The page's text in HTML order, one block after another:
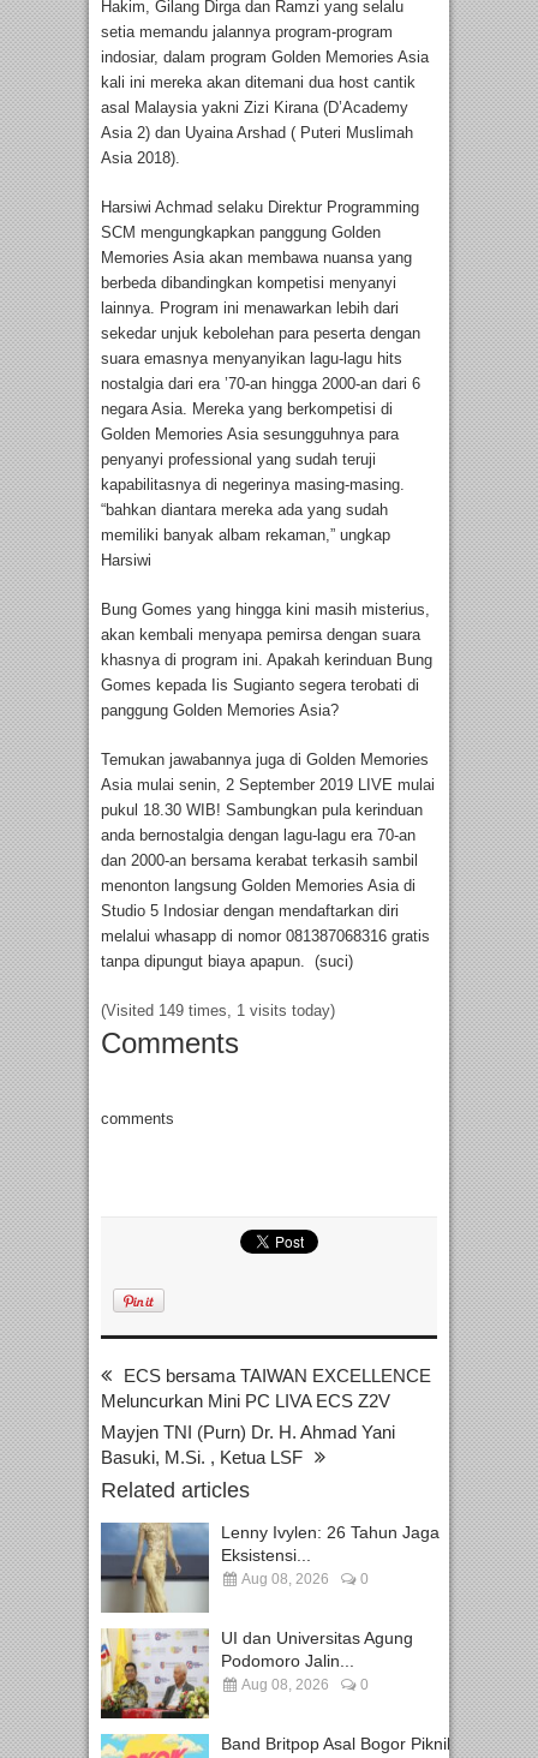
Hakim, Gilang Dirga dan Ramzi yang selalu
setia memandu jalannya program-program
indosiar, dalam program Golden Memories Asia
kali ini mereka akan ditemani dua host cantik
asal Malaysia yakni Zizi Kirana (D’Academy
Asia 2) dan Uyaina Arshad ( Puteri Muslimah
Asia 2018).
Harsiwi Achmad selaku Direktur Programming
SCM mengungkapkan panggung Golden
Memories Asia akan membawa nuansa yang
berbeda dibandingkan kompetisi menyanyi
lainnya. Program ini menawarkan lebih dari
sekedar unjuk kebolehan para peserta dengan
suara emasnya menyanyikan lagu-lagu hits
nostalgia dari era ’70-an hingga 2000-an dari 6
negara Asia. Mereka yang berkompetisi di
Golden Memories Asia sesungguhnya para
penyanyi professional yang sudah teruji
kapabilitasnya di negerinya masing-masing.
“bahkan diantara mereka ada yang sudah
memiliki banyak albam rekaman,” ungkap
Harsiwi
Bung Gomes yang hingga kini masih misterius,
akan kembali menyapa pemirsa dengan suara
khasnya di program ini. Apakah kerinduan Bung
Gomes kepada Iis Sugianto segera terobati di
panggung Golden Memories Asia?
Temukan jawabannya juga di Golden Memories
Asia mulai senin, 2 September 2019 LIVE mulai
pukul 18.30 WIB! Sambungkan pula kerinduan
anda bernostalgia dengan lagu-lagu era 70-an
dan 2000-an bersama kerabat terkasih sambil
menonton langsung Golden Memories Asia di
Studio 5 Indosiar dengan mendaftarkan diri
melalui whasapp di nomor 081387068316 gratis
tanpa dipungut biaya apapun. (suci)
(Visited 149 times, 1 visits today)
Comments
comments
ECS bersama TAIWAN EXCELLENCE
Meluncurkan Mini PC LIVA ECS Z2V
Mayjen TNI (Purn) Dr. H. Ahmad Yani
Basuki, M.Si. , Ketua LSF
Related articles
Lenny Ivylen: 26 Tahun Jaga
Eksistensi...
Aug 08, 2026 0
UI dan Universitas Agung
Podomoro Jalin...
Aug 08, 2026 0
Band Britpop Asal Bogor Piknik